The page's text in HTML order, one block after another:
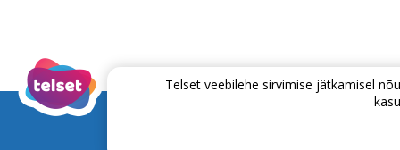
Telset veebilehe sirvimise jätkamisel